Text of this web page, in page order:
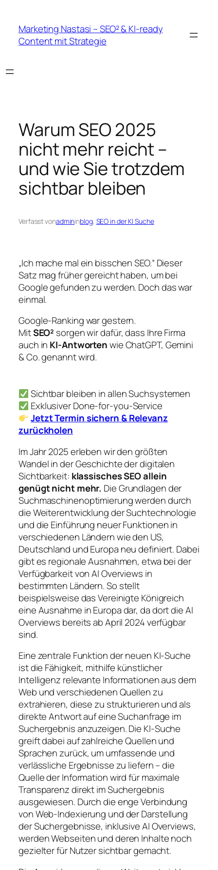
springen
Marketing Nastasi – SEO² & KI-ready
Content mit Strategie
Warum SEO 2025
nicht mehr reicht –
und wie Sie trotzdem
sichtbar bleiben
Verfasst vonadmininblog, SEO in der KI Suche
„Ich mache mal ein bisschen SEO.“ Dieser
Satz mag früher gereicht haben, um bei
Google gefunden zu werden. Doch das war
einmal.
Google-Ranking war gestern.
MitSEO² sorgen wir dafür, dass Ihre Firma
auch in KI-Antwortenwie ChatGPT, Gemini
& Co. genannt wird.
Sichtbar bleiben in allen Suchsystemen
Exklusiver Done-for-you-Service
Jetzt Termin sichern & Relevanz
zurückholen
Im Jahr 2025 erleben wir den größten
Wandel in der Geschichte der digitalen
Sichtbarkeit: klassisches SEO allein
genügt nicht mehr. Die Grundlagen der
Suchmaschinenoptimierung werden durch
die Weiterentwicklung der Suchtechnologie
und die Einführung neuer Funktionen in
verschiedenen Ländern wie den US,
Deutschland und Europa neu definiert. Dabei
gibt es regionale Ausnahmen, etwa bei der
Verfügbarkeit von AI Overviews in
bestimmten Ländern. So stellt
beispielsweise das Vereinigte Königreich
eine Ausnahme in Europa dar, da dort die AI
Overviews bereits ab April 2024 verfügbar
sind.
Eine zentrale Funktion der neuen KI-Suche
ist die Fähigkeit, mithilfe künstlicher
Intelligenz relevante Informationen aus dem
Web und verschiedenen Quellen zu
extrahieren, diese zu strukturieren und als
direkte Antwort auf eine Suchanfrage im
Suchergebnis anzuzeigen. Die KI-Suche
greift dabei auf zahlreiche Quellen und
Sprachen zurück, um umfassende und
verlässliche Ergebnisse zu liefern – die
Quelle der Information wird für maximale
Transparenz direkt im Suchergebnis
ausgewiesen. Durch die enge Verbindung
von Web-Indexierung und der Darstellung
der Suchergebnisse, inklusive AI Overviews,
werden Webseiten und deren Inhalte noch
gezielter für Nutzer sichtbar gemacht.